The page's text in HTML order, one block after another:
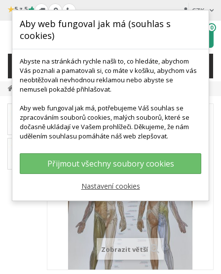
★5 z 5 CZK
wishlist
0
KATEGORIE
Výprodej Schéma - Dermatomy
Zobrazit větší
Aby web fungoval jak má (souhlas s
cookies)
Abyste na stránkách rychle našli to, co hledáte, abychom
Vás poznali a pamatovali si, co máte v košíku, abychom vás
neobtěžovali nevhodnou reklamou nebo abyste se
nemuseli pokaždé přihlašovat.
Aby web fungoval jak má, potřebujeme Váš souhlas se
zpracováním souborů cookies, malých souborů, které se
dočasně ukládají ve Vašem prohlížeči. Děkujeme, že nám
udělením souhlasu pomáháte náš web zlepšovat.
Přijmout všechny soubory cookies
Nastavení cookies